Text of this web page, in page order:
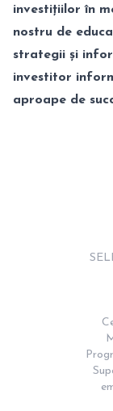
investițiilor în
nostru de
strategii și
investitor
aproape de